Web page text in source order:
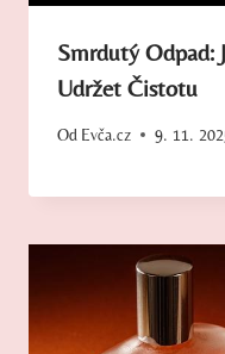
Smrdutý Odpad:
Udržet Čistotu
Od Evča.cz 9. 11.